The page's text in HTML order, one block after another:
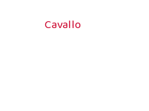
Cavallo